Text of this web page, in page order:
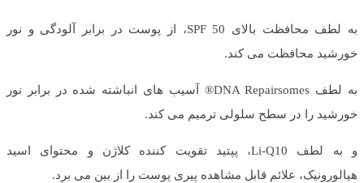
به لطف محافظت بالای SPF 50، از پوست در برابر آلودگی و نور
خورشید محافظت می کند.
به لطف DNA Repairsomes® آسیب های انباشته شده در برابر نور
خورشید را در سطح سلولی ترمیم می کند.
و به لطف Li-Q10، پپتید تقویت کننده کلاژن و محتوای اسید
هیالورونیک، علائم قابل مشاهده پیری پوست را از بین می برد.